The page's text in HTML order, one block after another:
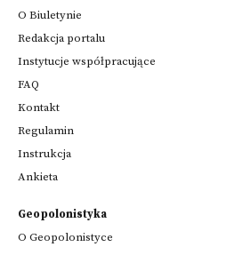
O Biuletynie
Redakcja portalu
Instytucje współpracujące
FAQ
Kontakt
Regulamin
Instrukcja
Ankieta
Geopolonistyka
O Geopolonistyce